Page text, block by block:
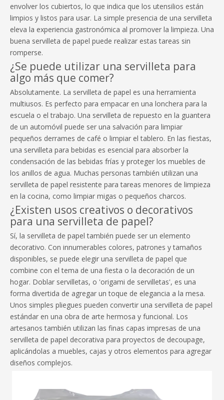
envolver los cubiertos, lo que indica que los utensilios están
limpios y listos para usar. La simple presencia de una servilleta
eleva la experiencia gastronómica al promover la limpieza. Una
buena servilleta de papel puede realizar estas tareas sin
romperse.
¿Se puede utilizar una servilleta para
algo más que comer?
Absolutamente. La servilleta de papel es una herramienta
multiusos. Es perfecto para empacar en una lonchera para la
escuela o el trabajo. Una servilleta de repuesto en la guantera
de un automóvil puede ser una salvación para limpiar
pequeños derrames de café o limpiar el tablero. En las fiestas,
una servilleta para bebidas es esencial para absorber la
condensación de las bebidas frías y proteger los muebles de
los anillos de agua. Muchas personas también utilizan una
servilleta de papel resistente para tareas menores de limpieza
en la cocina, como limpiar migas o pequeños charcos.
¿Existen usos creativos o decorativos
para una servilleta de papel?
Sí, la servilleta de papel también puede ser un elemento
decorativo. Con innumerables colores, patrones y tamaños
disponibles, se puede elegir una servilleta de papel que
combine con el tema de una fiesta o la decoración de un
hogar. Doblar servilletas, o 'origami de servilletas', es una
forma divertida de agregar un toque de elegancia a la mesa.
Unos simples pliegues pueden convertir una servilleta de papel
estándar en una obra de arte hermosa y funcional. Los
artesanos también utilizan las finas capas impresas de una
servilleta de papel decorativa para proyectos de decoupage,
aplicándolas a muebles, cajas y otros elementos para agregar
diseños complejos.